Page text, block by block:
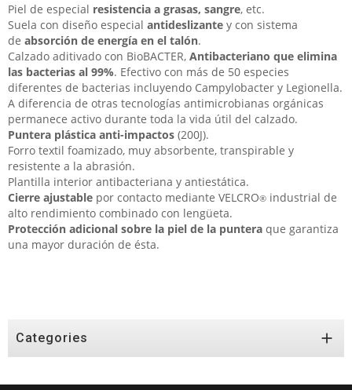
Piel de especial resistencia a grasas, sangre, etc.
Suela con diseño especial antideslizante y con sistema
de absorción de energía en el talón.
Calzado aditivado con BioBACTER, Antibacteriano que elimina
las bacterias al 99%. Efectivo con más de 50 especies
diferentes de bacterias incluyendo Campylobacter y Legionella.
A diferencia de otras tecnologías antimicrobianas orgánicas
permanece activo durante toda la vida útil del calzado.
Puntera plástica anti-impactos (200J).
Forro textil foamizado, muy absorbente, transpirable y
resistente a la abrasión.
Plantilla interior antibacteriana y antiestática.
Cierre ajustable por contacto mediante VELCRO® industrial de
alto rendimiento combinado con lengüeta.
Protección adicional sobre la piel de la puntera que garantiza
una mayor duración de ésta.
Categories 